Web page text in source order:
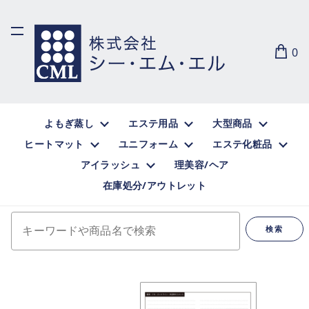
0
よもぎ蒸し エステ用品
大型商品
ヒートマット
ユニフォーム
エステ化粧品
アイラッシュ
理美容/ヘア
在庫処分/アウトレット
検索